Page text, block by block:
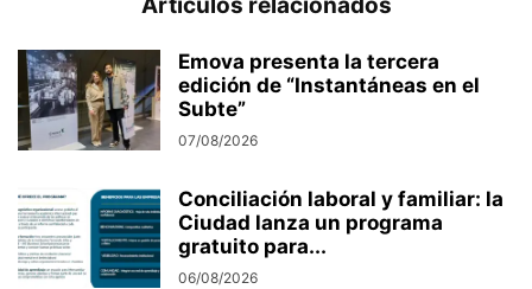
Artículos relacionados
Emova presenta la tercera
edición de “Instantáneas en el
Subte”
07/08/2026
Conciliación laboral y familiar: la
Ciudad lanza un programa
gratuito para...
06/08/2026